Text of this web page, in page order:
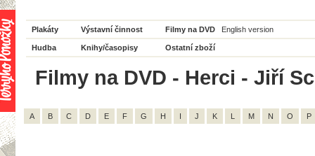
Plakáty Výstavní činnost Filmy na DVD English version
Hudba Knihy/časopisy Ostatní zboží
Filmy na DVD - Herci - Jiří
A B C D E F G H I J K L M N O P